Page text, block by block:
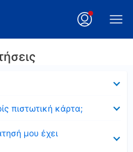
πιστωτική κάρτα;
μου έχει